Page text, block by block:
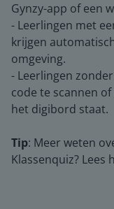
Gynzy-app of een
- Leerlingen met
krijgen
omgeving.
- Leerlingen
code te scannen
het digibord staat.
Tip: Meer weten
Klassenquiz? Lees